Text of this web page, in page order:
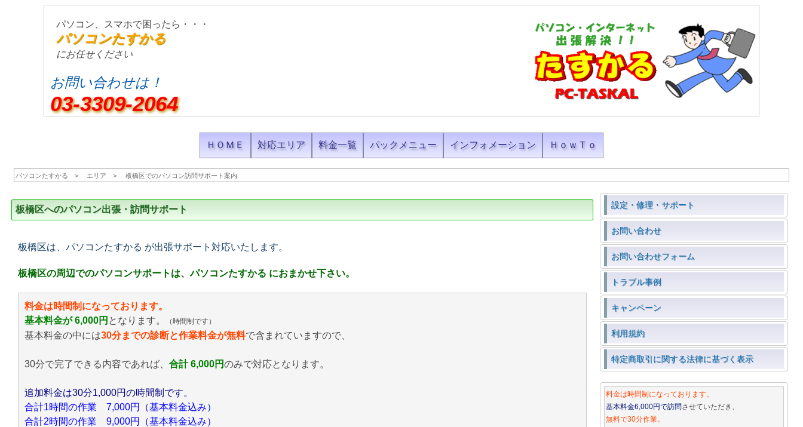
パソコン、スマホで困ったら・・・
パソコンたすかる
にお任せください
お問い合わせは！
03-3309-2064
ＨＯＭＥ 対応エリア 料金一覧 パックメニュー インフォメーション ＨｏｗＴｏ
パソコンたすかる エリア 板橋区でのパソコン訪問サポート案内
板橋区へのパソコン出張・訪問サポート
板橋区は、パソコンたすかる が出張サポート対応いたします。
板橋区の周辺でのパソコンサポートは、パソコンたすかる におまかせ下さい。
料金は時間制になっております。
基本料金が 6,000円 となります。 （時間制です）
基本料金の中には30分までの診断と作業料金が無料で含まれていますので、
30分で完了できる内容であれば、 合計 6,000円のみで対応となります。
追加料金は30分1,000円の時間制です。
合計1時間の作業 7,000円（基本料金込み）
合計2時間の作業 9,000円（基本料金込み）
設定・修理・サポート
お問い合わせ
お問い合わせフォーム
トラブル事例
キャンペーン
利用規約
特定商取引に関する法律に基づく表示
料金は時間制になっております。
基本料金6,000円で訪問させていただき、
無料で30分作業。